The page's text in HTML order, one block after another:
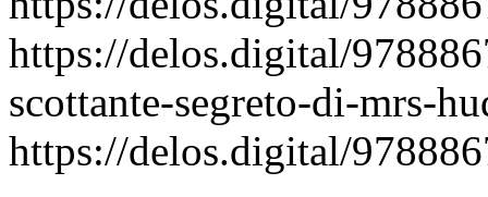
https://delos.digital/
scottante-segreto-di-mrs-
https://delos.digital/